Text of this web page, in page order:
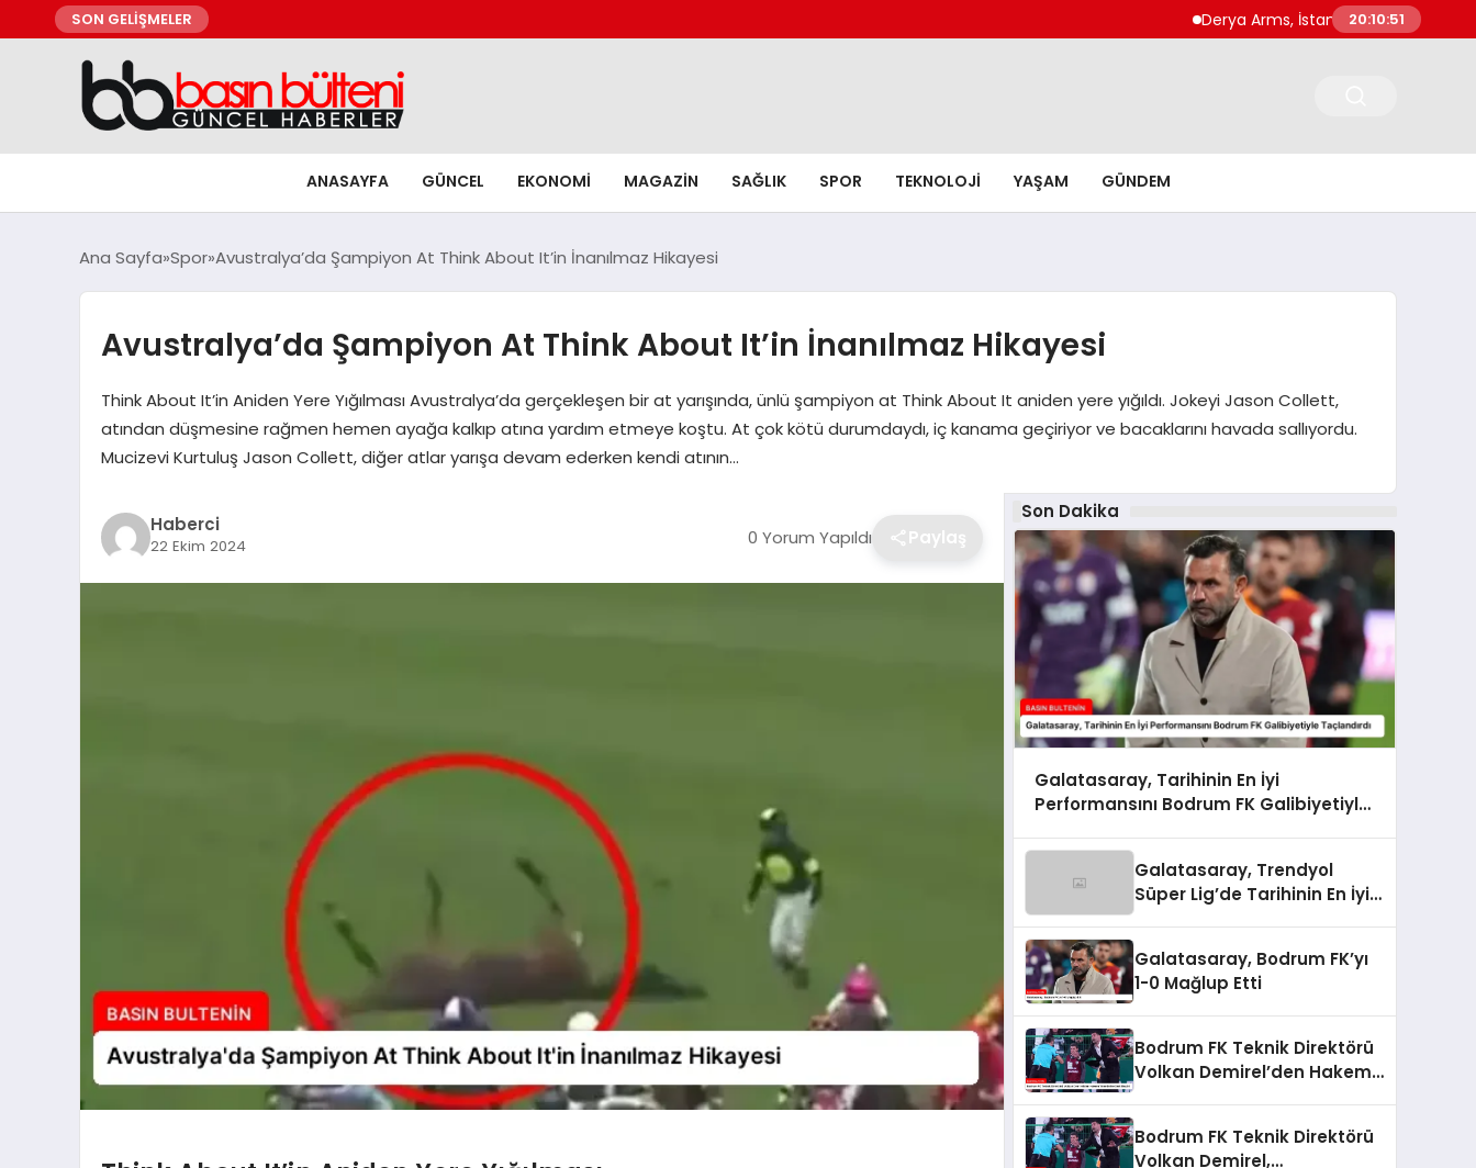
SON GELİŞMELER Derya Arms, İstanbul Prohunt 2026’da
20:10:52
ANASAYFA GÜNCEL EKONOMI MAGAZIN SAĞLIK SPOR TEKNOLOJI YAŞAM GÜNDEM
Ana Sayfa Spor Avustralya’da Şampiyon At Think About It’in İnanılmaz Hikayesi
Avustralya’da Şampiyon At Think About It’in İnanılmaz Hikayesi
Think About It’in Aniden Yere Yığılması Avustralya’da gerçekleşen bir at yarışında, ünlü şampiyon at Think About It aniden yere yığıldı. Jokeyi Jason Collett,
atından düşmesine rağmen hemen ayağa kalkıp atına yardım etmeye koştu. At çok kötü durumdaydı, iç kanama geçiriyor ve bacaklarını havada sallıyordu.
Mucizevi Kurtuluş Jason Collett, diğer atlar yarışa devam ederken kendi atının…
Haberci
22 Ekim 2024 0 Yorum Yapıldı Paylaş
Son Dakika
Galatasaray, Tarihinin En İyi
Performansını Bodrum FK Galibiyetiyle
Galatasaray, Trendyol
Süper Lig’de Tarihinin En İyi
Galatasaray, Bodrum FK’yı
1-0 Mağlup Etti
Bodrum FK Teknik Direktörü
Volkan Demirel’den Hakem
Bodrum FK Teknik Direktörü
Volkan Demirel,